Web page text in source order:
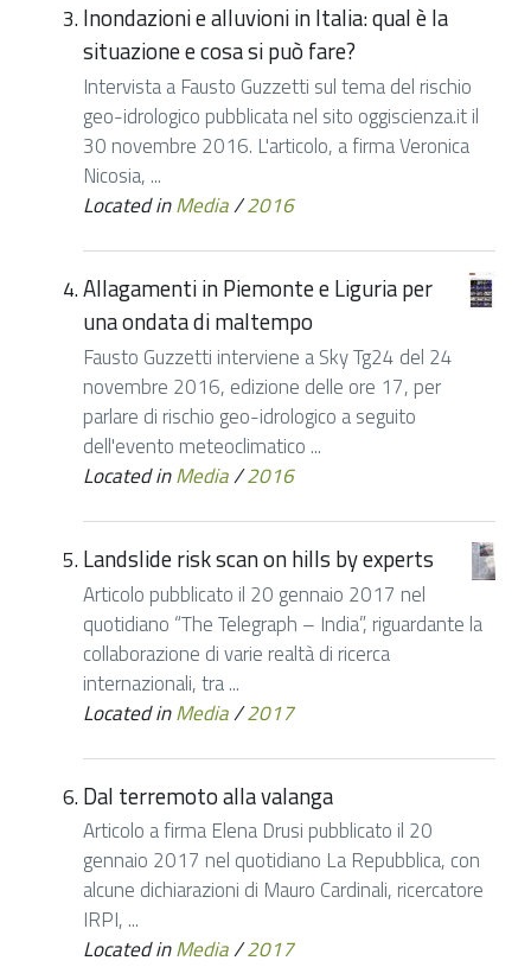
Inondazioni e alluvioni in Italia: qual è la
situazione e cosa si può fare?
Intervista a Fausto Guzzetti sul tema del rischio
geo-idrologico pubblicata nel sito oggiscienza.it il
30 novembre 2016. L'articolo, a firma Veronica
Nicosia, ...
Located inMedia/2016
Allagamenti in Piemonte e Liguria per
una ondata di maltempo
Fausto Guzzetti interviene a Sky Tg24 del 24
novembre 2016, edizione delle ore 17, per
parlare di rischio geo-idrologico a seguito
dell'evento meteoclimatico ...
Located inMedia/2016
Landslide risk scan on hills by experts
Articolo pubblicato il 20 gennaio 2017 nel
quotidiano “The Telegraph – India”, riguardante la
collaborazione di varie realtà di ricerca
internazionali, tra ...
Located inMedia/2017
Dal terremoto alla valanga
Articolo a firma Elena Drusi pubblicato il 20
gennaio 2017 nel quotidiano La Repubblica, con
alcune dichiarazioni di Mauro Cardinali, ricercatore
IRPI, ...
Located inMedia/2017